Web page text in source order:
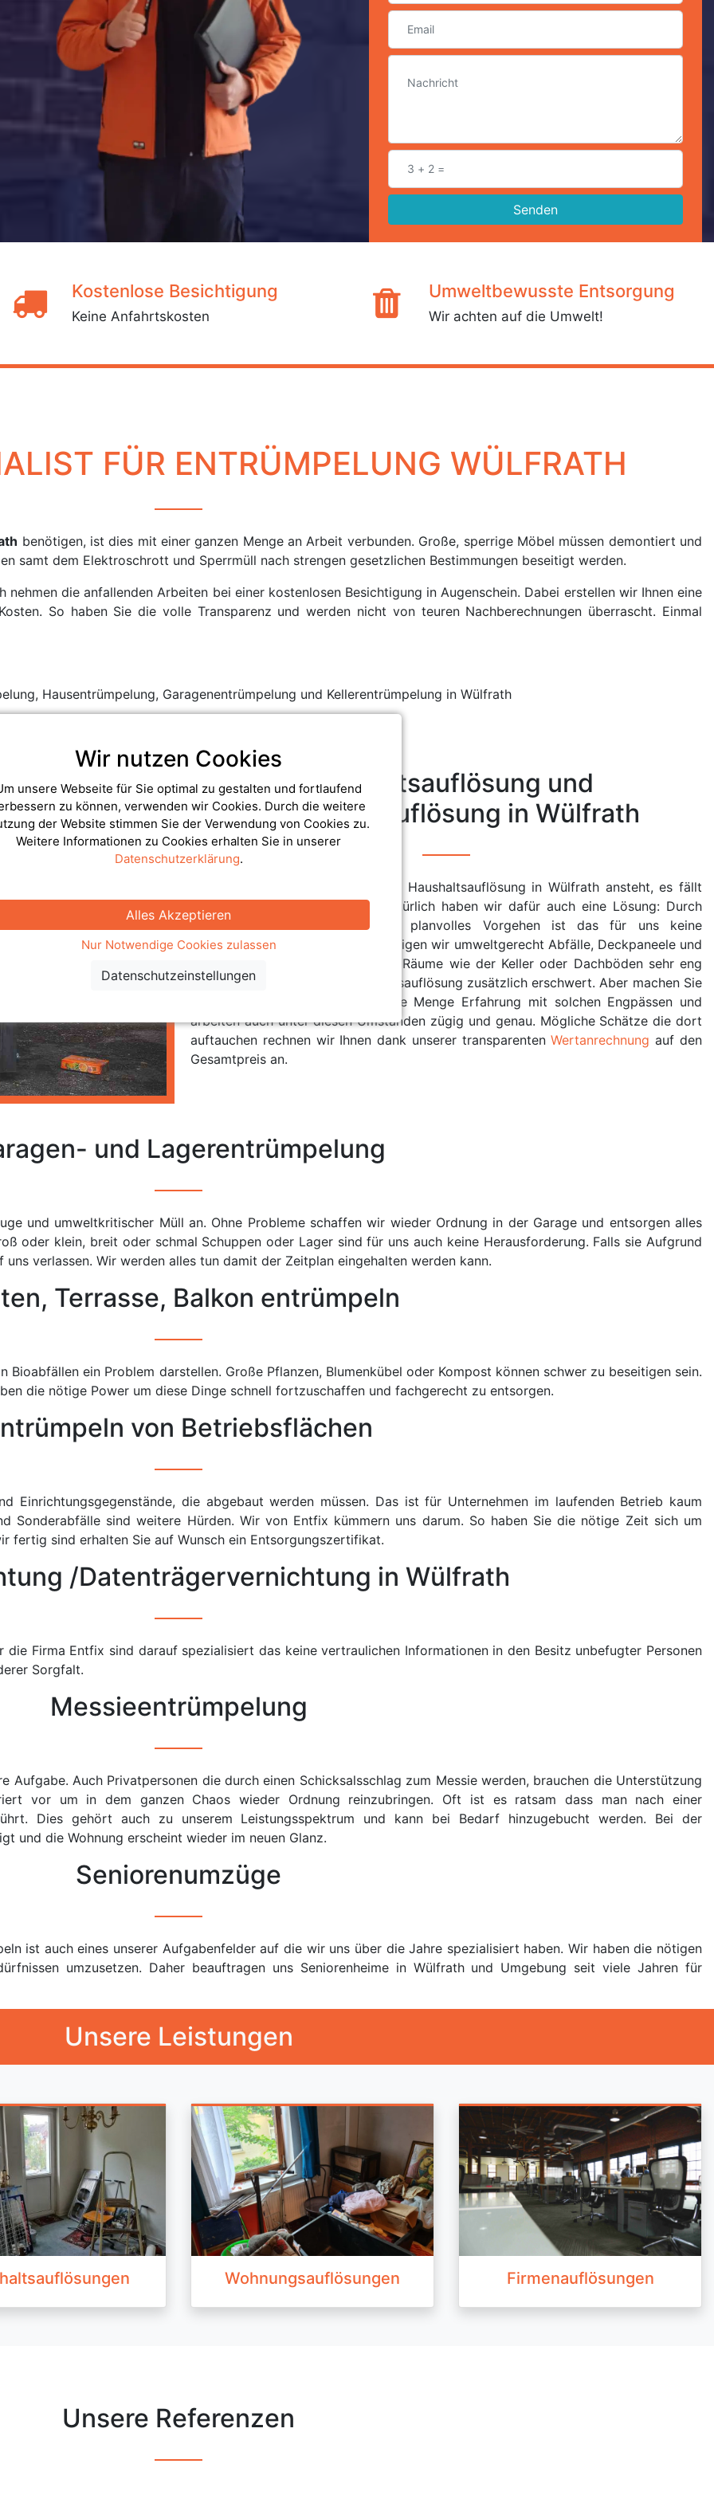
Senden
Kostenlose Besichtigung
Keine Anfahrtskosten
Umweltbewusste Entsorgung
Wir achten auf die Umwelt!
FÜR ENTRÜMPELUNG WÜLFRATH
benötigen, ist dies mit einer ganzen Menge an Arbeit verbunden. Große, sperrige Möbel müssen demontiert und
samt dem Elektroschrott und Sperrmüll nach strengen gesetzlichen Bestimmungen beseitigt werden.
die anfallenden Arbeiten bei einer kostenlosen Besichtigung in Augenschein. Dabei erstellen wir Ihnen eine
So haben Sie die volle Transparenz und werden nicht von teuren Nachberechnungen überrascht. Einmal
Hausentrümpelung, Garagenentrümpelung und Kellerentrümpelung in Wülfrath
Haushaltsauflösung und
Wohnungsauflösung in Wülfrath
Egal ob eine Wohnung- oder eine Haushaltsauflösung in Wülfrath ansteht, es fällt
immer sehr viel Sperrmüll an. Natürlich haben wir dafür auch eine Lösung: Durch
unser professionelles und auch planvolles Vorgehen ist das für uns keine
Herausforderung. Zusätzlich beseitigen wir umweltgerecht Abfälle, Deckpaneele und
Bodenbeläge. Oft ist der Fall das Räume wie der Keller oder Dachböden sehr eng
sein können und dies die Haushaltsauflösung zusätzlich erschwert. Aber machen Sie
sich keine Sorgen, wir haben eine Menge Erfahrung mit solchen Engpässen und
arbeiten auch unter diesen Umständen zügig und genau. Mögliche Schätze die dort
auftauchen rechnen wir Ihnen dank unserer transparentenWertanrechnung auf den
Gesamtpreis an.
und Lagerentrümpelung
und umweltkritischer Müll an. Ohne Probleme schaffen wir wieder Ordnung in der Garage und entsorgen alles
oder klein, breit oder schmal Schuppen oder Lager sind für uns auch keine Herausforderung. Falls sie Aufgrund
verlassen. Wir werden alles tun damit der Zeitplan eingehalten werden kann.
Terrasse, Balkon entrümpeln
Bioabfällen ein Problem darstellen. Große Pflanzen, Blumenkübel oder Kompost können schwer zu beseitigen sein.
die nötige Power um diese Dinge schnell fortzuschaffen und fachgerecht zu entsorgen.
von Betriebsflächen
Einrichtungsgegenstände, die abgebaut werden müssen. Das ist für Unternehmen im laufenden Betrieb kaum
Sonderabfälle sind weitere Hürden. Wir von Entfix kümmern uns darum. So haben Sie die nötige Zeit sich um
fertig sind erhalten Sie auf Wunsch ein Entsorgungszertifikat.
/Datenträgervernichtung in Wülfrath
Firma Entfix sind darauf spezialisiert das keine vertraulichen Informationen in den Besitz unbefugter Personen
Sorgfalt.
Messieentrümpelung
Aufgabe. Auch Privatpersonen die durch einen Schicksalsschlag zum Messie werden, brauchen die Unterstützung
vor um in dem ganzen Chaos wieder Ordnung reinzubringen. Oft ist es ratsam dass man nach einer
Dies gehört auch zu unserem Leistungsspektrum und kann bei Bedarf hinzugebucht werden. Bei der
und die Wohnung erscheint wieder im neuen Glanz.
Seniorenumzüge
ist auch eines unserer Aufgabenfelder auf die wir uns über die Jahre spezialisiert haben. Wir haben die nötigen
umzusetzen. Daher beauftragen uns Seniorenheime in Wülfrath und Umgebung seit viele Jahren für
Unsere Leistungen
Wohnungsauflösungen Firmenauflösungen
Unsere Referenzen
Wir nutzen Cookies
unsere Webseite für Sie optimal zu gestalten und fortlaufend
zu können, verwenden wir Cookies. Durch die weitere
der Website stimmen Sie der Verwendung von Cookies zu.
Weitere Informationen zu Cookies erhalten Sie in unserer
Datenschutzerklärung.
Alles Akzeptieren
Nur Notwendige Cookies zulassen
Datenschutzeinstellungen